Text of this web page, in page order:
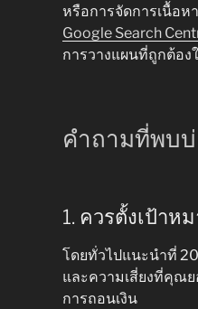
หรือการจัดการเนื้อห
Google Search
การวางแผนที่ถูกต้อ
คำถามที่พบบ่
1. ควรตั้งเป้าห
โดยทั่วไปแนะนำที่
และความเสี่ยงที่คุณย
การถอนเงิน